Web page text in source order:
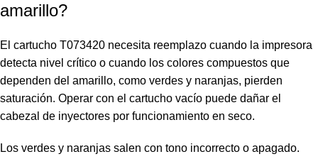
amarillo?
El cartucho T073420 necesita reemplazo cuando la impresora
detecta nivel crítico o cuando los colores compuestos que
dependen del amarillo, como verdes y naranjas, pierden
saturación. Operar con el cartucho vacío puede dañar el
cabezal de inyectores por funcionamiento en seco.
Los verdes y naranjas salen con tono incorrecto o apagado.